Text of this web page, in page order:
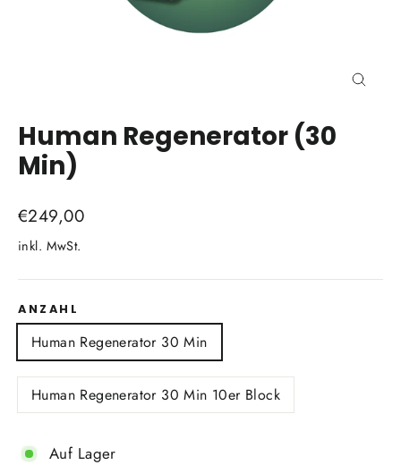
Human Regenerator (30
Min)
Normaler
Preis
€249,00
inkl. MwSt.
ANZAHL
Human Regenerator 30 Min
Human Regenerator 30 Min 10er Block
Auf Lager